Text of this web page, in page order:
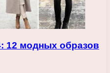
12 модных образов